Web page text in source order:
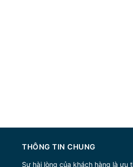
THÔNG TIN CHUNG
Sự hài lòng của khách hàng là ưu